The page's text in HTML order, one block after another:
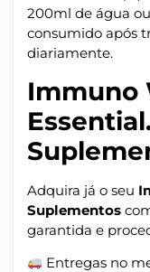
200ml de água
consumido após
diariamente.
Immuno
Adquira já o seu
Suplementos
garantida e
Entregas no